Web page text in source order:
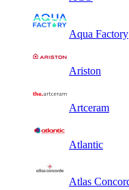
Aqua Factory
Ariston
Artceram
Atlantic
Atlas